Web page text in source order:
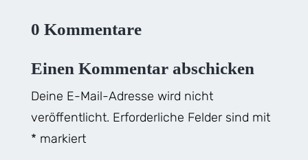
0 Kommentare
Einen Kommentar abschicken
Deine E-Mail-Adresse wird nicht
veröffentlicht. Erforderliche Felder sind mit
* markiert